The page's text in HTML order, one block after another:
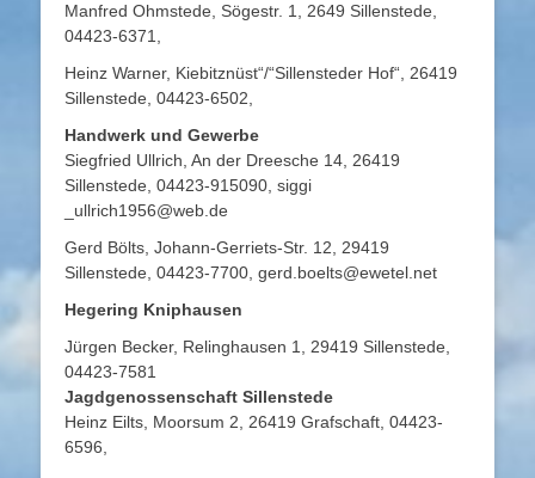
Manfred Ohmstede, Sögestr. 1, 2649 Sillenstede,
04423-6371,
Heinz Warner, Kiebitznüst“/“Sillensteder Hof“, 26419
Sillenstede, 04423-6502,
Handwerk und Gewerbe
Siegfried Ullrich, An der Dreesche 14, 26419
Sillenstede, 04423-915090, siggi
_ullrich1956@web.de
Gerd Bölts, Johann-Gerriets-Str. 12, 29419
Sillenstede, 04423-7700, gerd.boelts@ewetel.net
Hegering Kniphausen
Jürgen Becker, Relinghausen 1, 29419 Sillenstede,
04423-7581
Jagdgenossenschaft Sillenstede
Heinz Eilts, Moorsum 2, 26419 Grafschaft, 04423-
6596,